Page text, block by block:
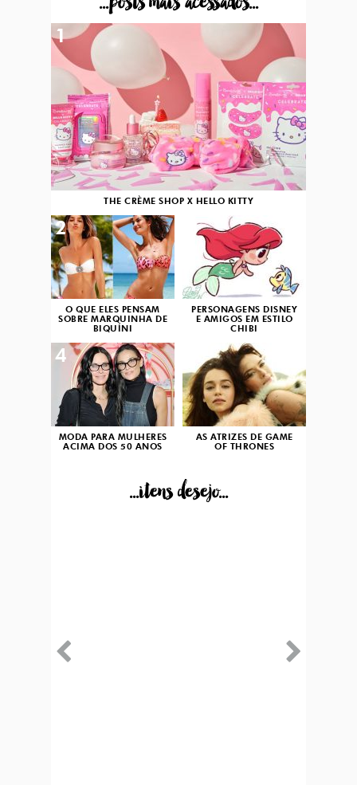
THE CRÈME SHOP X HELLO KITTY
1
O QUE ELES PENSAM
SOBRE MARQUINHA DE
BIQUÍNI
2
PERSONAGENS DISNEY
E AMIGOS EM ESTILO
CHIBI
3
MODA PARA MULHERES
ACIMA DOS 50 ANOS
4
AS ATRIZES DE GAME
OF THRONES
...itens desejo...